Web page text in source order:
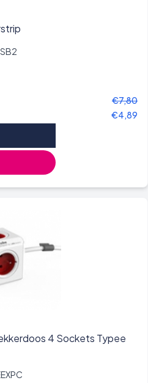
€7,80
€4,89
4 Sockets Typee